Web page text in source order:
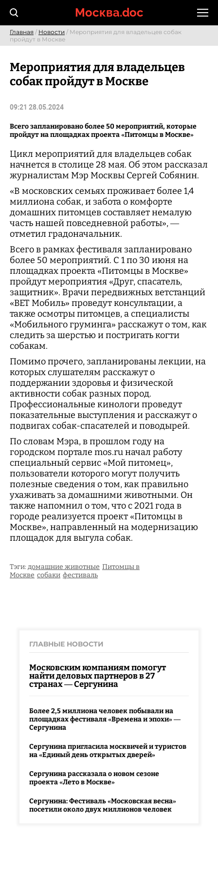
Москва.doc
Главная / Новости / Мероприятия для владельцев собак
пройдут в Москве
Мероприятия для владельцев
собак пройдут в Москве
09:21 28.05.2024
Всего запланировано более 50 мероприятий, которые
пройдут на площадках проекта «Питомцы в Москве»
Цикл мероприятий для владельцев собак
начнется в столице 28 мая. Об этом рассказал
журналистам Мэр Москвы Сергей Собянин.
«В московских семьях проживает более 1,4
миллиона собак, и забота о комфорте
домашних питомцев составляет немалую
часть нашей повседневной работы», —
отметил градоначальник.
Всего в рамках фестиваля запланировано
более 50 мероприятий. С 1 по 30 июня на
площадках проекта «Питомцы в Москве»
пройдут мероприятия «Друг, спасатель,
защитник». Врачи передвижных ветстанций
«ВЕТ Мобиль» проведут консультации, а
также осмотры питомцев, а специалисты
«Мобильного груминга» расскажут о том, как
следить за шерстью и постригать когти
собакам.
Помимо прочего, запланированы лекции, на
которых слушателям расскажут о
поддержании здоровья и физической
активности собак разных пород.
Профессиональные кинологи проведут
показательные выступления и расскажут о
подвигах собак-спасателей и поводырей.
По словам Мэра, в прошлом году на
городском портале mos.ru начал работу
специальный сервис «Мой питомец»,
пользователи которого могут получить
полезные сведения о том, как правильно
ухаживать за домашними животными. Он
также напомнил о том, что с 2021 года в
городе реализуется проект «Питомцы в
Москве», направленный на модернизацию
площадок для выгула собак.
Тэги: домашние животные Питомцы в
Москве собаки фестиваль
ГЛАВНЫЕ НОВОСТИ
Московским компаниям помогут
найти деловых партнеров в 27
странах — Сергунина
Более 2,5 миллиона человек побывали на
площадках фестиваля «Времена и эпохи» —
Сергунина
Сергунина пригласила москвичей и туристов
на «Единый день открытых дверей»
Сергунина рассказала о новом сезоне
проекта «Лето в Москве»
Сергунина: Фестиваль «Московская весна»
посетили около двух миллионов человек